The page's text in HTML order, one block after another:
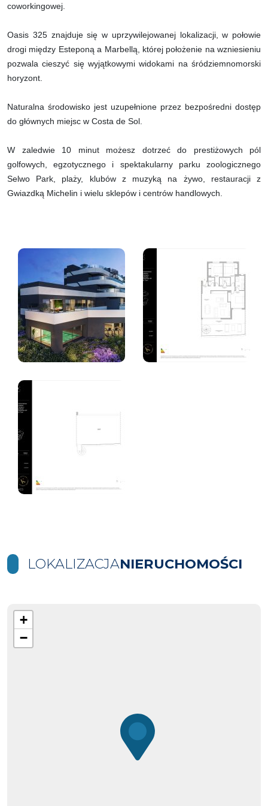
coworkingowej.
Oasis 325 znajduje się w uprzywilejowanej lokalizacji, w połowie
drogi między Esteponą a Marbellą, której położenie na wzniesieniu
pozwala cieszyć się wyjątkowymi widokami na śródziemnomorski
horyzont.
Naturalna środowisko jest uzupełnione przez bezpośredni dostęp
do głównych miejsc w Costa de Sol.
W zaledwie 10 minut możesz dotrzeć do prestiżowych pól
golfowych, egzotycznego i spektakularny parku zoologicznego
Selwo Park, plaży, klubów z muzyką na żywo, restauracji z
Gwiazdką Michelin i wielu sklepów i centrów handlowych.
LOKALIZACJANIERUCHOMOŚCI
+
−